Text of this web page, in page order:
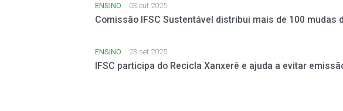
ENSINO 03 out 2025
Comissão IFSC Sustentável distribui mais de 100 mudas
ENSINO 23 set 2025
IFSC participa do Recicla Xanxerê e ajuda a evitar